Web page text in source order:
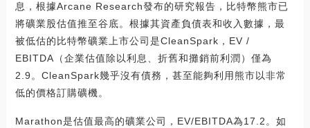
息，根據Arcane Research發布的研究報告，比特幣熊市已
將礦業股估值推至谷底。根據其資產負債表和收入數據，最
被低估的比特幣礦業上市公司是CleanSpark，EV /
EBITDA（企業估值除以利息、折舊和攤銷前利潤）僅為
2.9。CleanSpark幾乎沒有債務，甚至能夠利用熊市以非常
低的價格訂購礦機。
Marathon是估值最高的礦業公司，EV/EBITDA為17.2。如